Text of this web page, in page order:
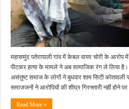
की
मांग
तेज
महासमुंद पतेरापाली गांव में केबल वायर चोरी के
पीटकर हत्या के मामले ने अब सामाजिक रंग ले लिया
असंतुष्ट समाज के लोगों ने बुधवार शाम सिटी कोतवाली
समाजजनों ने आरोपियों की शीघ्र गिरफ्तारी नहीं होने
Read More »